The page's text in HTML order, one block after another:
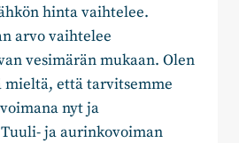
hinta vaihtelee.
arvo vaihtelee
vesimärän mukaan. Olen
mieltä, että tarvitsemme
nyt ja
ja aurinkovoiman